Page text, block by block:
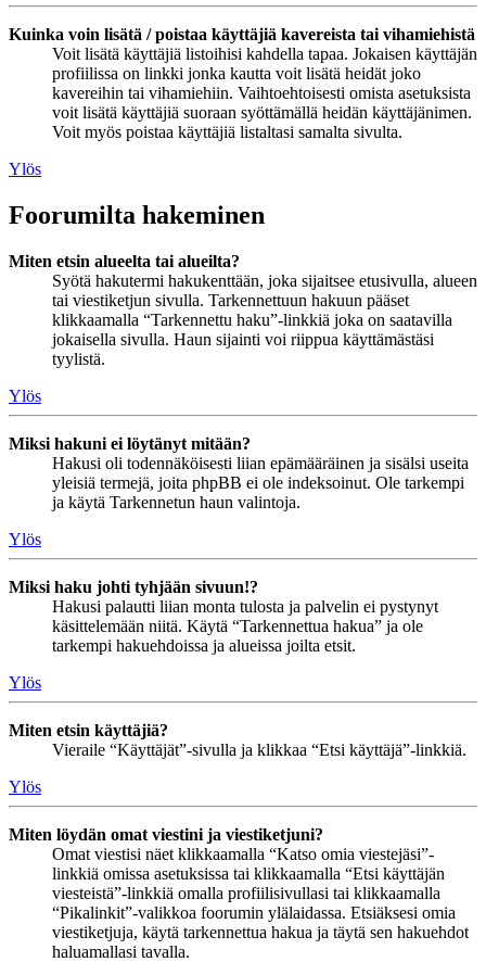
Kuinka voin lisätä / poistaa käyttäjiä kavereista tai vihamiehistä
Voit lisätä käyttäjiä listoihisi kahdella tapaa. Jokaisen käyttäjän
profiilissa on linkki jonka kautta voit lisätä heidät joko
kavereihin tai vihamiehiin. Vaihtoehtoisesti omista asetuksista
voit lisätä käyttäjiä suoraan syöttämällä heidän käyttäjänimen.
Voit myös poistaa käyttäjiä listaltasi samalta sivulta.
Ylös
Foorumilta hakeminen
Miten etsin alueelta tai alueilta?
Syötä hakutermi hakukenttään, joka sijaitsee etusivulla, alueen
tai viestiketjun sivulla. Tarkennettuun hakuun pääset
klikkaamalla “Tarkennettu haku”-linkkiä joka on saatavilla
jokaisella sivulla. Haun sijainti voi riippua käyttämästäsi
tyylistä.
Ylös
Miksi hakuni ei löytänyt mitään?
Hakusi oli todennäköisesti liian epämääräinen ja sisälsi useita
yleisiä termejä, joita phpBB ei ole indeksoinut. Ole tarkempi
ja käytä Tarkennetun haun valintoja.
Ylös
Miksi haku johti tyhjään sivuun!?
Hakusi palautti liian monta tulosta ja palvelin ei pystynyt
käsittelemään niitä. Käytä “Tarkennettua hakua” ja ole
tarkempi hakuehdoissa ja alueissa joilta etsit.
Ylös
Miten etsin käyttäjiä?
Vieraile “Käyttäjät”-sivulla ja klikkaa “Etsi käyttäjä”-linkkiä.
Ylös
Miten löydän omat viestini ja viestiketjuni?
Omat viestisi näet klikkaamalla “Katso omia viestejäsi”-
linkkiä omissa asetuksissa tai klikkaamalla “Etsi käyttäjän
viesteistä”-linkkiä omalla profiilisivullasi tai klikkaamalla
“Pikalinkit”-valikkoa foorumin ylälaidassa. Etsiäksesi omia
viestiketjuja, käytä tarkennettua hakua ja täytä sen hakuehdot
haluamallasi tavalla.